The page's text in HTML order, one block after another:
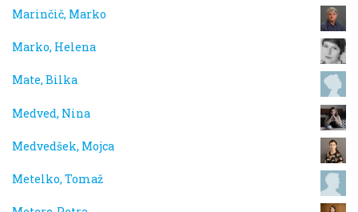
Marinčič, Marko
Marko, Helena
Mate, Bilka
Medved, Nina
Medvedšek, Mojca
Metelko, Tomaž